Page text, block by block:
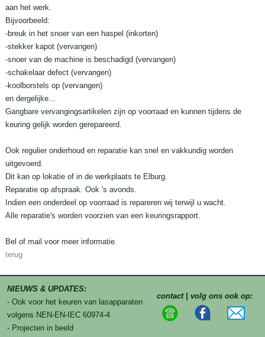
aan het werk.
Bijvoorbeeld:
-breuk in het snoer van een haspel (inkorten)
-stekker kapot (vervangen)
-snoer van de machine is beschadigd (vervangen)
-schakelaar defect (vervangen)
-koolborstels op (vervangen)
en dergelijke...
Gangbare vervangingsartikelen zijn op voorraad en kunnen tijdens de
keuring gelijk worden gerepareerd.
Ook regulier onderhoud en reparatie kan snel en vakkundig worden
uitgevoerd.
Dit kan op lokatie of in de werkplaats te Elburg.
Reparatie op afspraak. Ook 's avonds.
Indien een onderdeel op voorraad is repareren wij terwijl u wacht.
Alle reparatie's worden voorzien van een keuringsrapport.
Bel of mail voor meer informatie.
terug
NIEUWS & UPDATES:
- Ook voor het keuren van lasapparaten
volgens NEN-EN-IEC 60974-4
- Projecten in beeld
contact | volg ons ook op: